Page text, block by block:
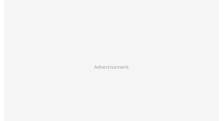
Advertisement